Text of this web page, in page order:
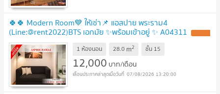
🍀🍀 Modern Room💙 ให้เช่า📌 แอสปาย พระราม4
(Line:@rent2022)BTS เอกมัย ✨พร้อมเข้าอยู่ ✨ A04311
1 ห้องนอน 28.0 m2 ชั้น 15
12,000 บาท/เดือน
07/08/2026 13:20:00